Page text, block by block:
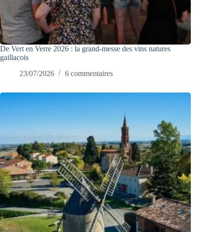
De Vert en Verre 2026 : la grand-messe des vins natures
gaillacois
23/07/2026
6 commentaires